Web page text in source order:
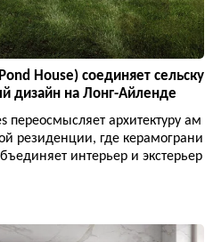
House) соединяет сельску
дизайн на Лонг-Айленде
переосмысляет архитектуру ам
резиденции, где керамограни
интерьер и экстерьер